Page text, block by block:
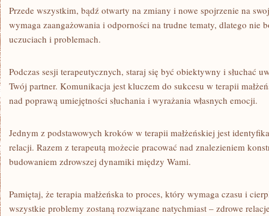
Przede wszystkim, bądź otwarty⁢ na zmiany i‍ nowe​ spojrzenie na
wymaga zaangażowania i‍ odporności ⁤na trudne tematy, ‌dlatego nie
uczuciach i problemach.
Podczas sesji terapeutycznych, staraj ⁤się być obiektywny i słuchać
Twój partner. Komunikacja jest kluczem do sukcesu w terapii
nad poprawą umiejętności słuchania i wyrażania własnych⁤ emocji.
Jednym z⁤ podstawowych kroków w terapii małżeńskiej jest
relacji. Razem ⁢z ⁤terapeutą ⁤możecie pracować ‍nad znalezieniem
‌budowaniem zdrowszej dynamiki między Wami.
Pamiętaj, że terapia małżeńska ‍to proces,‍ który wymaga czasu i
wszystkie problemy ‌zostaną⁤ rozwiązane natychmiast –⁣ zdrowe